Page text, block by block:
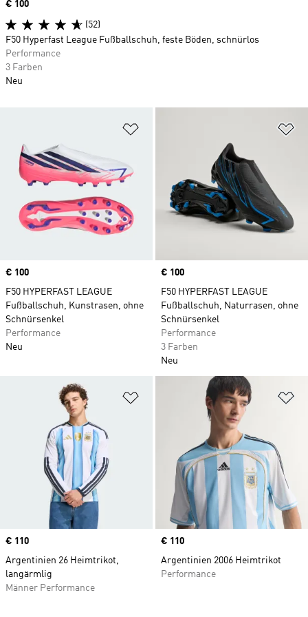
Zur Wunschliste hinzufügen
Price
€ 100
F50 HYPERFAST LEAGUE
Fußballschuh, Kunstrasen, ohne
Schnürsenkel
Performance
Neu
Price
€ 100
F50 HYPERFAST LEAGUE
Fußballschuh, Naturrasen, ohne
Schnürsenkel
Performance
3 Farben
Neu
Zur Wunschliste hinzufügen
Price
€ 110
Argentinien 26 Heimtrikot,
langärmlig
Männer Performance
Price
€ 110
Argentinien 2006 Heimtrikot
Performance
Price
€ 100
(52)
F50 Hyperfast League Fußballschuh, feste Böden, schnürlos
Performance
3 Farben
Neu